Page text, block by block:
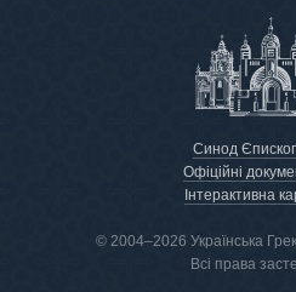
Синод
Офіційні
Інтерактивна
© 2004–2026 Українська
Всі права